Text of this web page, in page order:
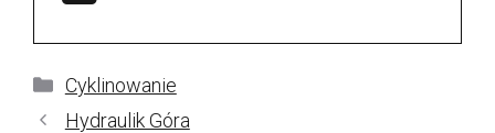
Kategorie
Cyklinowanie
Hydraulik Góra